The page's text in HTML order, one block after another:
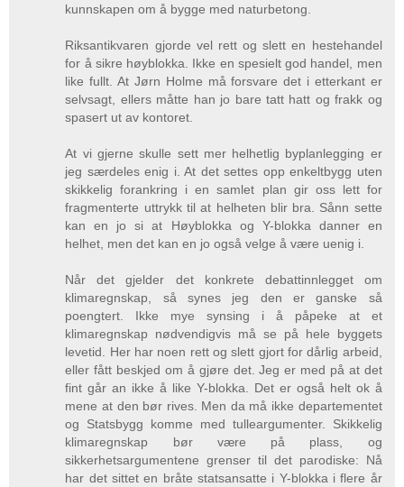
kunnskapen om å bygge med naturbetong.
Riksantikvaren gjorde vel rett og slett en hestehandel
for å sikre høyblokka. Ikke en spesielt god handel, men
like fullt. At Jørn Holme må forsvare det i etterkant er
selvsagt, ellers måtte han jo bare tatt hatt og frakk og
spasert ut av kontoret.
At vi gjerne skulle sett mer helhetlig byplanlegging er
jeg særdeles enig i. At det settes opp enkeltbygg uten
skikkelig forankring i en samlet plan gir oss lett for
fragmenterte uttrykk til at helheten blir bra. Sånn sette
kan en jo si at Høyblokka og Y-blokka danner en
helhet, men det kan en jo også velge å være uenig i.
Når det gjelder det konkrete debattinnlegget om
klimaregnskap, så synes jeg den er ganske så
poengtert. Ikke mye synsing i å påpeke at et
klimaregnskap nødvendigvis må se på hele byggets
levetid. Her har noen rett og slett gjort for dårlig arbeid,
eller fått beskjed om å gjøre det. Jeg er med på at det
fint går an ikke å like Y-blokka. Det er også helt ok å
mene at den bør rives. Men da må ikke departementet
og Statsbygg komme med tulleargumenter. Skikkelig
klimaregnskap bør være på plass, og
sikkerhetsargumentene grenser til det parodiske: Nå
har det sittet en bråte statsansatte i Y-blokka i flere år